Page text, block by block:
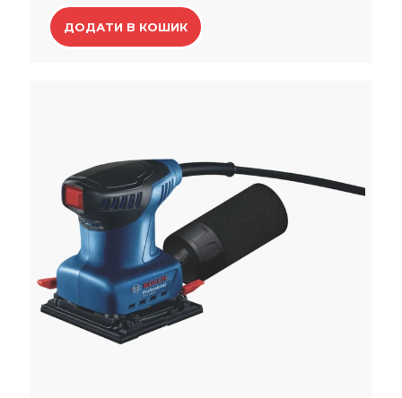
ДОДАТИ В КОШИК